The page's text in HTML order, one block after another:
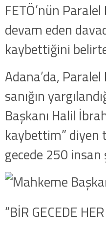
FETÖ’nün
devam eden
kaybettiğini
Adana’da,
sanığın
Başkanı Halil
kaybettim” diyen
gecede 250 insan
“BİR GECEDE